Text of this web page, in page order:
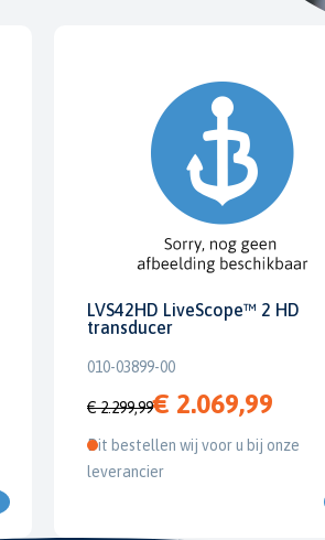
LVS42HD LiveScope™ 2 HD
transducer
010-03899-00
€ 2.299,99€ 2.069,99
Dit bestellen wij voor u bij onze
leverancier